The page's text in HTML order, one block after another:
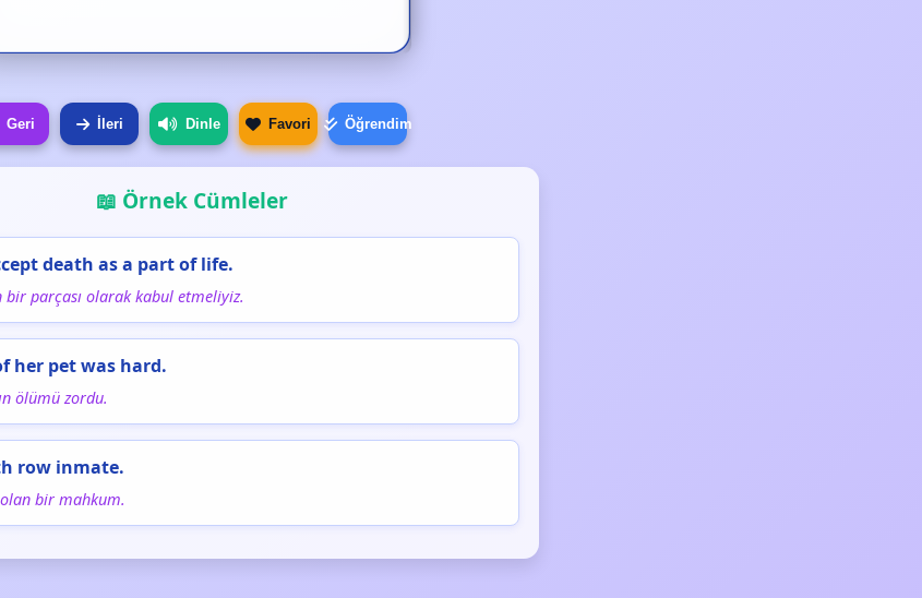
Geri İleri Dinle Favori Öğrendim
📖 Örnek Cümleler
death as a part of life.
bir parçası olarak kabul etmeliyiz.
her pet was hard.
ölümü zordu.
row inmate.
olan bir mahkum.